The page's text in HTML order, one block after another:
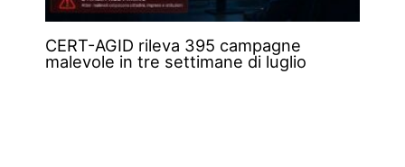
CERT-AGID rileva 395 campagne
malevole in tre settimane di luglio